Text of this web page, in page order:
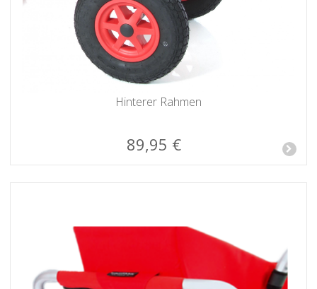
Hinterer Rahmen
89,95 €